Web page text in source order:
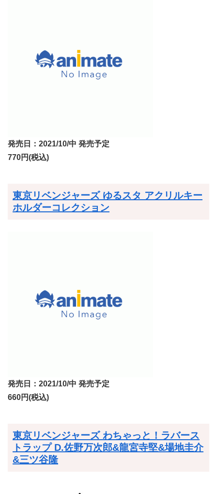
発売日：2021/10/中 発売予定
770円(税込)
東京リベンジャーズ ゆるスタ アクリルキー
ホルダーコレクション
発売日：2021/10/中 発売予定
660円(税込)
東京リベンジャーズ わちゃっと！ラバース
トラップ D.佐野万次郎&龍宮寺堅&場地圭介
&三ツ谷隆